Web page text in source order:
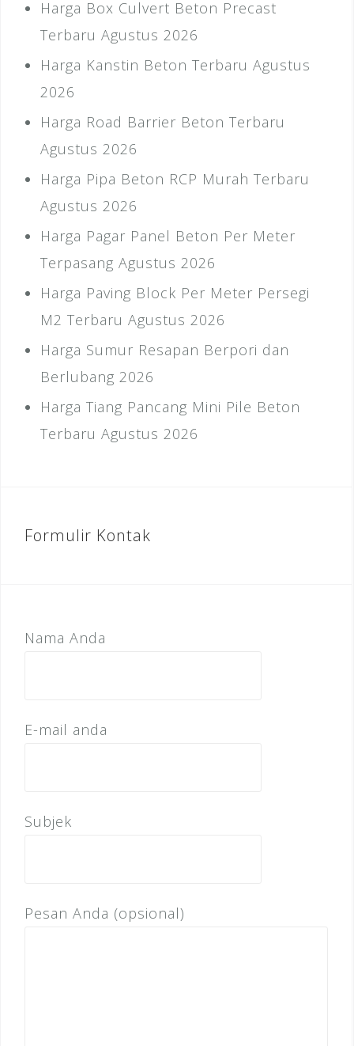
Harga Box Culvert Beton Precast
Terbaru Agustus 2026
Harga Kanstin Beton Terbaru Agustus
2026
Harga Road Barrier Beton Terbaru
Agustus 2026
Harga Pipa Beton RCP Murah Terbaru
Agustus 2026
Harga Pagar Panel Beton Per Meter
Terpasang Agustus 2026
Harga Paving Block Per Meter Persegi
M2 Terbaru Agustus 2026
Harga Sumur Resapan Berpori dan
Berlubang 2026
Harga Tiang Pancang Mini Pile Beton
Terbaru Agustus 2026
Formulir Kontak
Nama Anda
E-mail anda
Subjek
Pesan Anda (opsional)